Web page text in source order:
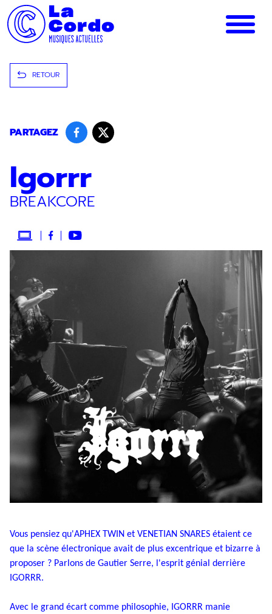
Panneau de gestion des cookies
RETOUR
PARTAGEZ
Igorrr
BREAKCORE
Vous pensiez qu'APHEX TWIN et VENETIAN SNARES étaient ce
que la scène électronique avait de plus excentrique et bizarre à
proposer ? Parlons de Gautier Serre, l'esprit génial derrière
IGORRR.
Avec le grand écart comme philosophie, IGORRR manie